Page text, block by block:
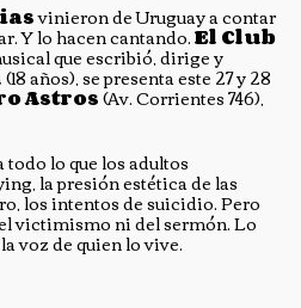
vinieron de Uruguay a contar
Y lo hacen cantando.El Club
que escribió, dirige y
(18 años), se presenta este 27 y 28
Astros(Av. Corrientes 746),
todo lo que los adultos
la presión estética de las
los intentos de suicidio. Pero
victimismo ni del sermón. Lo
voz de quien lo vive.